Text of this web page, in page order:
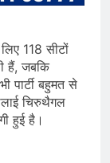
118 सीटों
हैं, जबकि
पार्टी बहुमत से
चिरुथैगल
हुई है।